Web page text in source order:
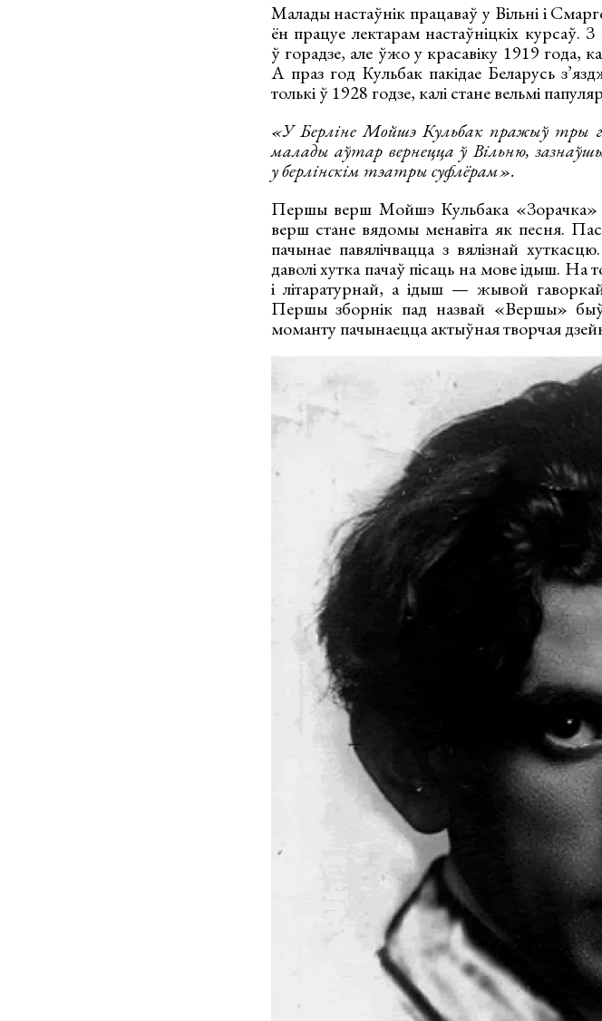
Малады настаўнік працаваў у Вільні і
ён працуе лектарам настаўніцкіх курсаў.
ў горадзе, але ўжо у красавіку 1919 года,
А праз год Кульбак пакідае Беларусь
толькі ў 1928 годзе, калі стане вельмі
«У Берліне Мойшэ Кульбак пражыў тры
малады аўтар вернецца ў Вільню,
у берлінскім тэатры суфлёрам».
Першы верш Мойшэ Кульбака «Зорачка»
верш стане вядомы менавіта як песня.
пачынае павялічвацца з вялізнай
даволі хутка пачаў пісаць на мове ідыш.
і літаратурнай, а ідыш — жывой
Першы зборнік пад назвай «Вершы»
моманту пачынаецца актыўная творчая